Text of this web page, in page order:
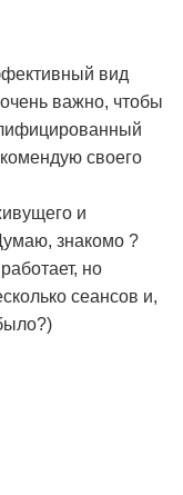
вид
важно, чтобы
своего
и
знакомо ?
но
сеансов и,